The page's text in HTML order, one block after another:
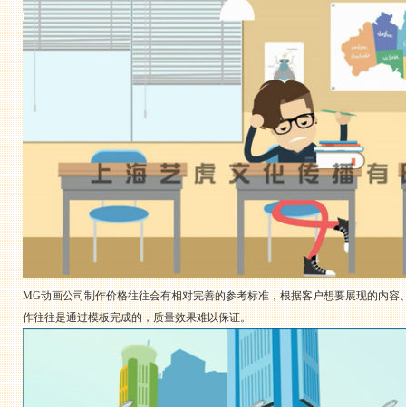
MG动画公司制作价格往往会有相对完善的参考标准，根据客户想要展现的内
作往往是通过模板完成的，质量效果难以保证。